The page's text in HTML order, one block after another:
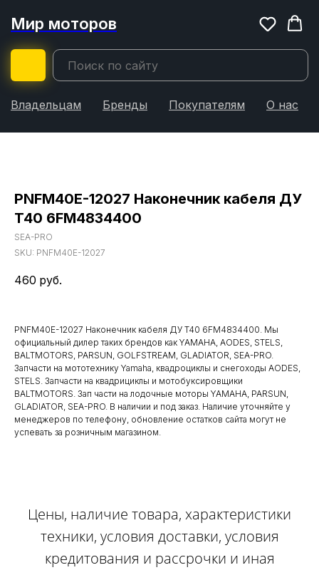
Мир моторов
Владельцам Бренды Покупателям О нас
PNFM40E-12027 Наконечник кабеля ДУ
T40 6FM4834400
SEA-PRO
SKU: PNFM40E-12027
460 руб.
PNFM40E-12027 Наконечник кабеля ДУ T40 6FM4834400. Мы
официальный дилер таких брендов как YAMAHA, AODES, STELS,
BALTMOTORS, PARSUN, GOLFSTREAM, GLADIATOR, SEA-PRO.
Запчасти на мототехнику Yamaha, квадроциклы и снегоходы AODES,
STELS. Запчасти на квадрициклы и мотобуксировщики
BALTMOTORS. Зап части на лодочные моторы YAMAHA, PARSUN,
GLADIATOR, SEA-PRO. В наличии и под заказ. Наличие уточняйте у
менеджеров по телефону, обновление остатков сайта могут не
успевать за розничным магазином.
Цены, наличие товара, характеристики
техники, условия доставки, условия
кредитования и рассрочки и иная